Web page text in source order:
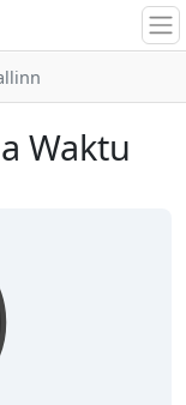
Waktu